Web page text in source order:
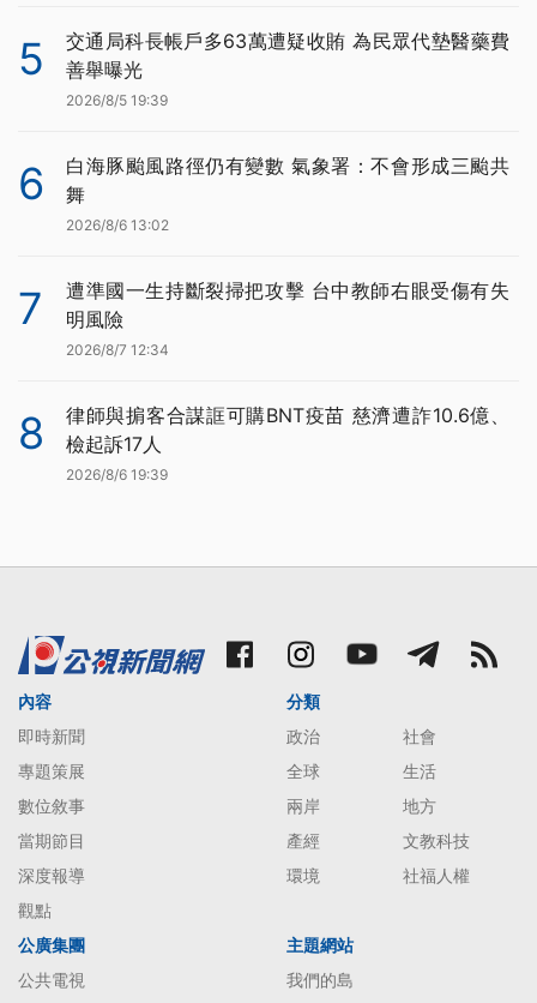
5
交通局科長帳戶多63萬遭疑收賄 為民眾代墊醫藥費
善舉曝光
2026/8/5 19:39
6
白海豚颱風路徑仍有變數 氣象署：不會形成三颱共
舞
2026/8/6 13:02
7
遭準國一生持斷裂掃把攻擊 台中教師右眼受傷有失
明風險
2026/8/7 12:34
8
律師與掮客合謀誆可購BNT疫苗 慈濟遭詐10.6億、
檢起訴17人
2026/8/6 19:39
內容
即時新聞
專題策展
數位敘事
當期節目
深度報導
觀點
分類
政治
社會
全球
生活
兩岸
地方
產經
文教科技
環境
社福人權
公廣集團
公共電視
主題網站
我們的島